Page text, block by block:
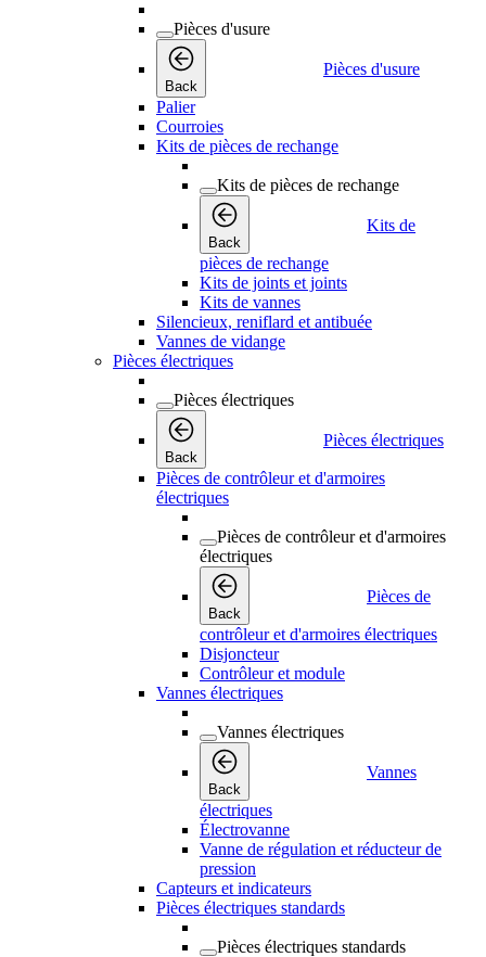
Pièces d'usure
Back
Pièces d'usure
Palier
Courroies
Kits de pièces de rechange
Kits de pièces de rechange
Back
Kits de
pièces de rechange
Kits de joints et joints
Kits de vannes
Silencieux, reniflard et antibuée
Vannes de vidange
Pièces électriques
Pièces électriques
Back
Pièces électriques
Pièces de contrôleur et d'armoires
électriques
Pièces de contrôleur et d'armoires
électriques
Back
Pièces de
contrôleur et d'armoires électriques
Disjoncteur
Contrôleur et module
Vannes électriques
Vannes électriques
Back
Vannes
électriques
Électrovanne
Vanne de régulation et réducteur de
pression
Capteurs et indicateurs
Pièces électriques standards
Pièces électriques standards